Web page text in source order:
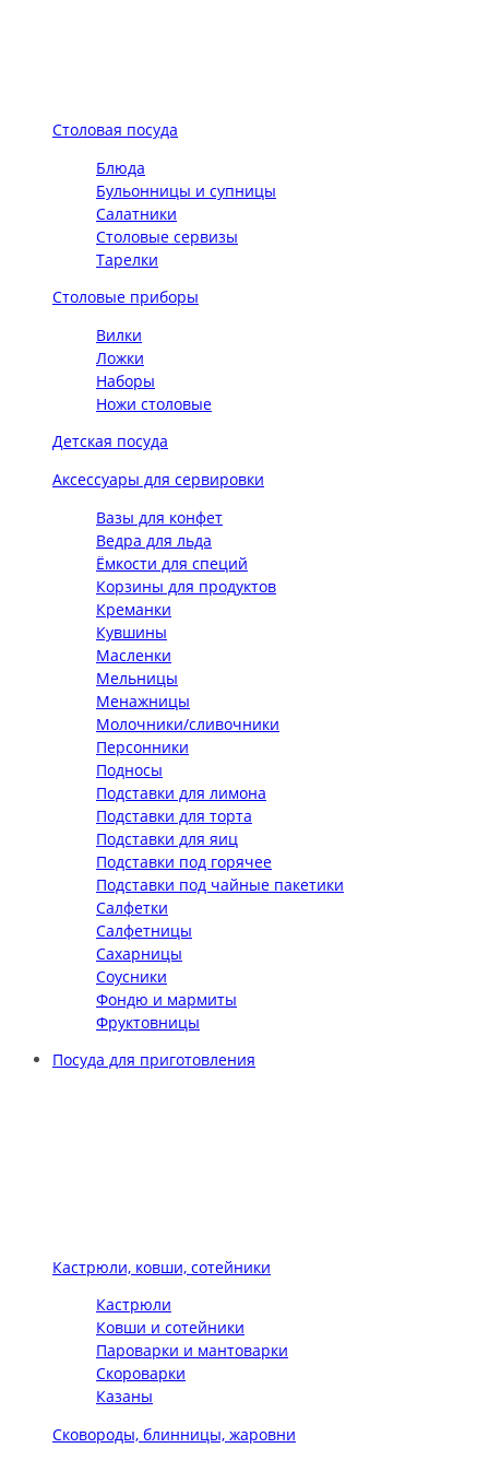
Столовая посуда
Блюда
Бульонницы и супницы
Салатники
Столовые сервизы
Тарелки
Столовые приборы
Вилки
Ложки
Наборы
Ножи столовые
Детская посуда
Аксессуары для сервировки
Вазы для конфет
Ведра для льда
Ёмкости для специй
Корзины для продуктов
Креманки
Кувшины
Масленки
Мельницы
Менажницы
Молочники/сливочники
Персонники
Подносы
Подставки для лимона
Подставки для торта
Подставки для яиц
Подставки под горячее
Подставки под чайные пакетики
Салфетки
Салфетницы
Сахарницы
Соусники
Фондю и мармиты
Фруктовницы
Посуда для приготовления
Кастрюли, ковши, сотейники
Кастрюли
Ковши и сотейники
Пароварки и мантоварки
Скороварки
Казаны
Сковороды, блинницы, жаровни